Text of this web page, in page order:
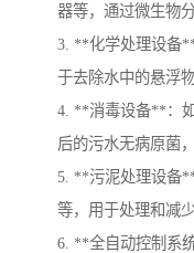
器等，通过微生物
3. **化学处理设备
于去除水中的悬浮
4. **消毒设备**：
后的污水无病原菌
5. **污泥处理设备
等，用于处理和减
6. **全自动控制系